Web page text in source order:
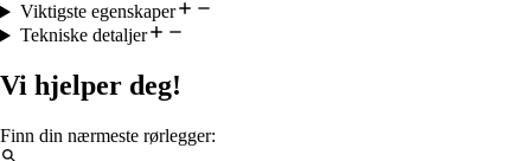
Viktigste egenskaper
Tekniske detaljer
Vi hjelper deg!
Finn din nærmeste rørlegger: